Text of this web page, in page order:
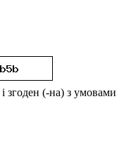
і згоден (-на) з умовами